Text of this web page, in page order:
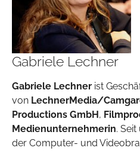
Gabriele Lechner
Gabriele Lechner ist
von LechnerMedia/
Productions GmbH ,
Medienunternehmerin.
der Computer- und